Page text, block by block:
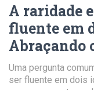
A raridade
fluente em
Uma pergunta
ser fluente em dois